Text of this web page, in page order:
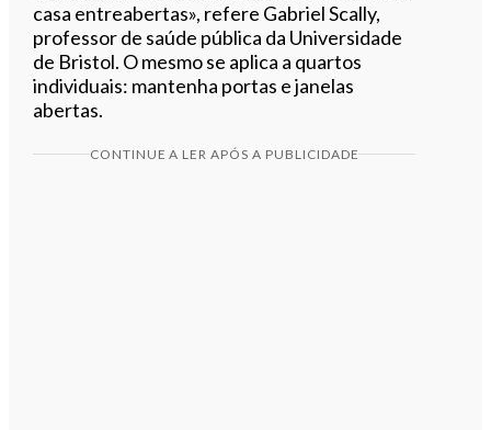
casa entreabertas», refere Gabriel Scally,
professor de saúde pública da Universidade
de Bristol. O mesmo se aplica a quartos
individuais: mantenha portas e janelas
abertas.
CONTINUE A LER APÓS A PUBLICIDADE